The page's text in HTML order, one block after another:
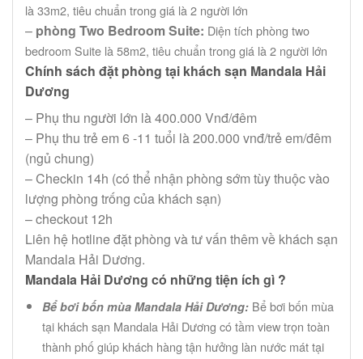
là 33m2, tiêu chuẩn trong giá là 2 người lớn
– phòng Two Bedroom Suite: Diện tích phòng two
bedroom Suite là 58m2, tiêu chuẩn trong giá là 2 người lớn
Chính sách đặt phòng tại khách sạn Mandala Hải
Dương
– Phụ thu người lớn là 400.000 Vnđ/đêm
– Phụ thu trẻ em 6 -11 tuổi là 200.000 vnđ/trẻ em/đêm
(ngủ chung)
– Checkin 14h (có thể nhận phòng sớm tùy thuộc vào
lượng phòng trống của khách sạn)
– checkout 12h
Liên hệ hotline đặt phòng và tư vấn thêm về khách sạn
Mandala Hải Dương.
Mandala Hải Dương có những tiện ích gì ?
Bể bơi bốn mùa Mandala Hải Dương: Bể bơi bốn mùa
tại khách sạn Mandala Hải Dương có tầm view trọn toàn
thành phố giúp khách hàng tận hưởng làn nước mát tại